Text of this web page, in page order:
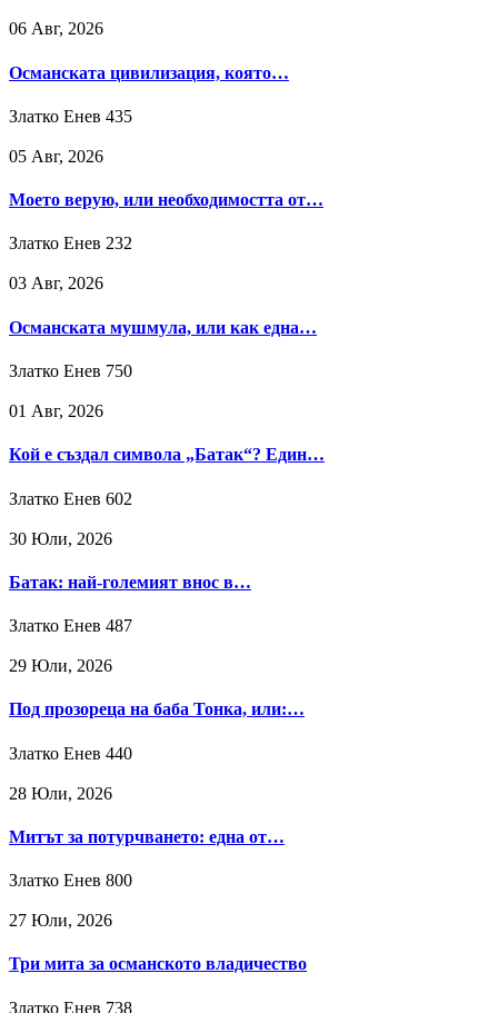
06 Авг, 2026
Османската цивилизация, която…
Златко Енев 435
05 Авг, 2026
Моето верую, или необходимостта от…
Златко Енев 232
03 Авг, 2026
Османската мушмула, или как една…
Златко Енев 750
01 Авг, 2026
Кой е създал символа „Батак“? Един…
Златко Енев 602
30 Юли, 2026
Батак: най-големият внос в…
Златко Енев 487
29 Юли, 2026
Под прозореца на баба Тонка, или:…
Златко Енев 440
28 Юли, 2026
Митът за потурчването: една от…
Златко Енев 800
27 Юли, 2026
Три мита за османското владичество
Златко Енев 738